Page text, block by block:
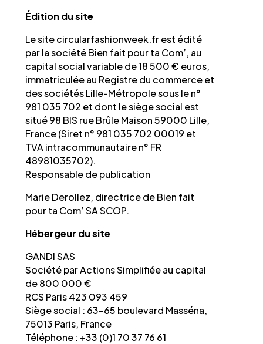
Édition du site
Le site circularfashionweek.fr est édité
par la société Bien fait pour ta Com’, au
capital social variable de 18 500 € euros,
immatriculée au Registre du commerce et
des sociétés Lille-Métropole sous le n°
981 035 702 et dont le siège social est
situé 98 BIS rue Brûle Maison 59000 Lille,
France (Siret n° 981 035 702 00019 et
TVA intracommunautaire n° FR
48981035702).
Responsable de publication
Marie Derollez, directrice de Bien fait
pour ta Com’ SA SCOP.
Hébergeur du site
GANDI SAS
Société par Actions Simplifiée au capital
de 800 000 €
RCS Paris 423 093 459
Siège social : 63-65 boulevard Masséna,
75013 Paris, France
Téléphone : +33 (0)1 70 37 76 61